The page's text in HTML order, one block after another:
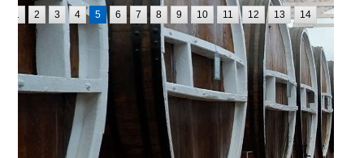
1 2 3 4 5 6 7 8 9 10 11 12 13 14